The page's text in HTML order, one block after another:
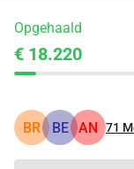
Opgehaald
€ 18.220
BR BE AN 71